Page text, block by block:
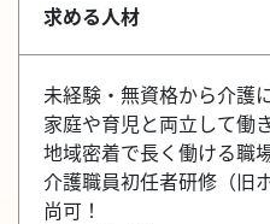
求める人材
未経験・無資格から介護
家庭や育児と両立して働
地域密着で長く働ける職
介護職員初任者研修（旧
尚可！